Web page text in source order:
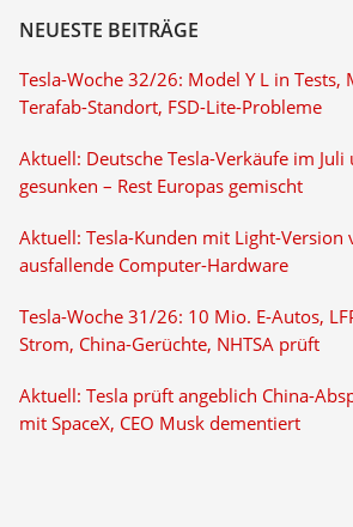
NEUESTE BEITRÄGE
Tesla-Woche 32/26: Model Y L in Tests,
Terafab-Standort, FSD-Lite-Probleme
Aktuell: Deutsche Tesla-Verkäufe im
gesunken – Rest Europas gemischt
Aktuell: Tesla-Kunden mit Light-Version
ausfallende Computer-Hardware
Tesla-Woche 31/26: 10 Mio. E-Autos,
Strom, China-Gerüchte, NHTSA prüft
Aktuell: Tesla prüft angeblich China-
mit SpaceX, CEO Musk dementiert